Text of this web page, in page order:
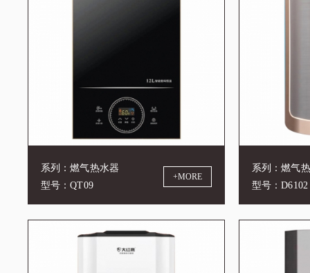
系列：燃气热水器
型号：QT09
+MORE
系列：燃气
型号：D6102